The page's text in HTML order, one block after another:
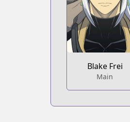
Blake Frei
Main